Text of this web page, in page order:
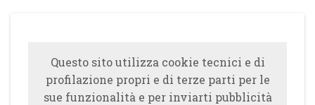
Questo sito utilizza cookie tecnici e di
profilazione propri e di terze parti per le
sue funzionalità e per inviarti pubblicità